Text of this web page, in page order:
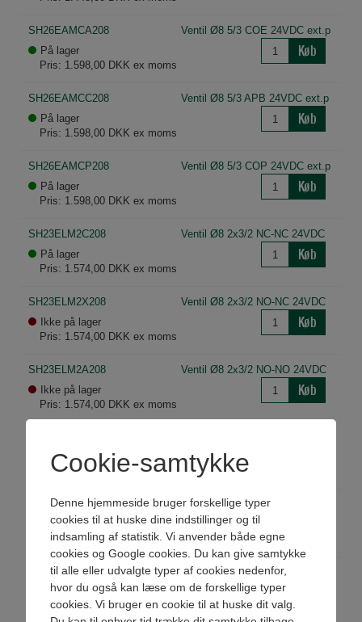
SH26EAMCA208
Ventil Ø8 5/3 COE 24VDC ext.p
På lager
Pris: 1.598,00 DKK ex moms
Køb
SH26EAMCC208
Ventil Ø8 5/3 APB 24VDC ext.p
På lager
Pris: 1.598,00 DKK ex moms
Køb
SH26EAMCP208
Ventil Ø8 5/3 COP 24VDC ext.p
På lager
Pris: 1.598,00 DKK ex moms
Køb
SH23ELM2C208
Ventil Ø8 2x3/2 NC-NC 24VDC
På lager
Pris: 1.574,00 DKK ex moms
Køb
SH23ELM2X208
Ventil Ø8 2x3/2 NO-NC 24VDC
Ikke på lager
Pris: 1.574,00 DKK ex moms
Køb
SH23ELM2A208
Ventil Ø8 2x3/2 NO-NO 24VDC
Ikke på lager
Pris: 1.574,00 DKK ex moms
Køb
På lager
Pris: 628,00 DKK ex moms
SH2B08
Blankingplate Ø8 bist. ext.p
På lager
Pris: 628,00 DKK ex moms
EH2SH
Endeplade kit SUB-D horisontal
På lager
Pris: 1.004,00 DKK ex moms
Cookie-samtykke
Denne hjemmeside bruger forskellige typer
cookies til at huske dine indstillinger og til
indsamling af statistik. Vi anvender både egne
cookies og Google cookies. Du kan give samtykke
til alle eller udvalgte typer af cookies nedenfor,
hvor du også kan læse om de forskellige typer
cookies. Vi bruger en cookie til at huske dit valg.